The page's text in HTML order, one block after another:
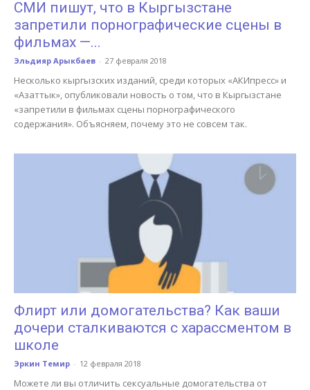
СМИ пишут, что в Кыргызстане
запретили порнографические сцены в
фильмах —...
Эльдияр Арыкбаев - 27 февраля 2018
Несколько кыргызских изданий, среди которых «АКИпресс» и
«Азаттык», опубликовали новость о том, что в Кыргызстане
«запретили в фильмах сцены порнографического
содержания». Объясняем, почему это не совсем так.
Флирт или домогательства? Как ваши
дочери сталкиваются с харассментом в
школе
Эркин Темир - 12 февраля 2018
Можете ли вы отличить сексуальные домогательства от